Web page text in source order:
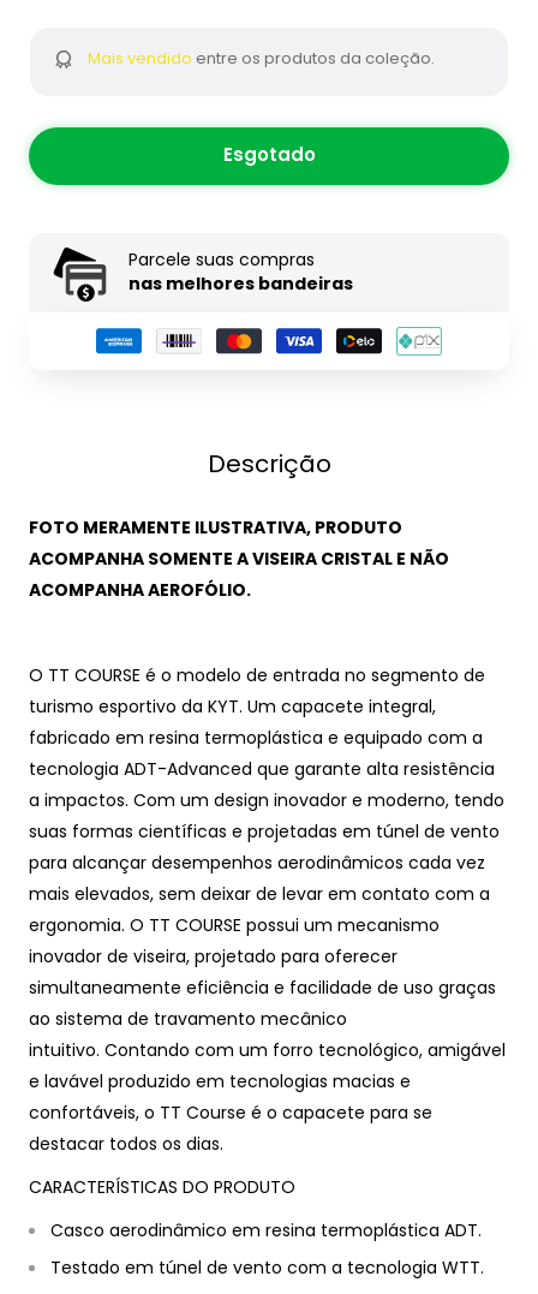
Mais vendido entre os produtos da coleção.
Esgotado
Parcele suas compras
nas melhores bandeiras
Descrição
FOTO MERAMENTE ILUSTRATIVA, PRODUTO
ACOMPANHA SOMENTE A VISEIRA CRISTAL E NÃO
ACOMPANHA AEROFÓLIO.
O TT COURSE é o modelo de entrada no segmento de
turismo esportivo da KYT. Um capacete integral,
fabricado em resina termoplástica e equipado com a
tecnologia ADT-Advanced que garante alta resistência
a impactos. Com um design inovador e moderno, tendo
suas formas científicas e projetadas em túnel de vento
para alcançar desempenhos aerodinâmicos cada vez
mais elevados, sem deixar de levar em contato com a
ergonomia. O TT COURSE possui um mecanismo
inovador de viseira, projetado para oferecer
simultaneamente eficiência e facilidade de uso graças
ao sistema de travamento mecânico
intuitivo. Contando com um forro tecnológico, amigável
e lavável produzido em tecnologias macias e
confortáveis, o TT Course é o capacete para se
destacar todos os dias.
CARACTERÍSTICAS DO PRODUTO
Casco aerodinâmico em resina termoplástica ADT.
Testado em túnel de vento com a tecnologia WTT.